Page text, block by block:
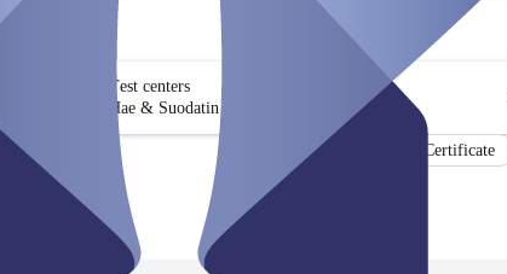
Test centers
Hae & Suodatin
Certificate